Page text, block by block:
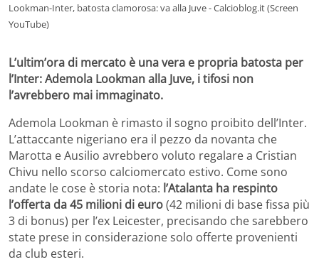
Lookman-Inter, batosta clamorosa: va alla Juve - Calcioblog.it (Screen
YouTube)
L’ultim’ora di mercato è una vera e propria batosta per
l’Inter: Ademola Lookman alla Juve, i tifosi non
l’avrebbero mai immaginato.
Ademola Lookman è rimasto il sogno proibito dell’Inter.
L’attaccante nigeriano era il pezzo da novanta che
Marotta e Ausilio avrebbero voluto regalare a Cristian
Chivu nello scorso calciomercato estivo. Come sono
andate le cose è storia nota: l’Atalanta ha respinto
l’offerta da 45 milioni di euro(42 milioni di base fissa più
3 di bonus) per l’ex Leicester, precisando che sarebbero
state prese in considerazione solo offerte provenienti
da club esteri.